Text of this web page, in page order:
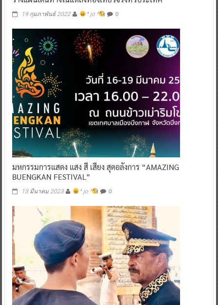
มหกรรมการแสดง แสง สี เสียง สุดอลังการ “AMAZING
BUENGKAN FESTIVAL”
13 มีนาคม 2023 ^ jo ^ 0